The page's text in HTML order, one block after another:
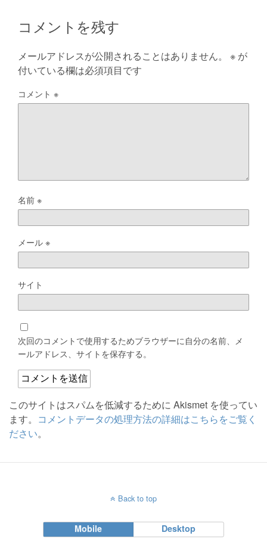
コメントを残す
メールアドレスが公開されることはありません。 ※ が
付いている欄は必須項目です
コメント ※
名前※
メール※
サイト
次回のコメントで使用するためブラウザーに自分の名前、メ
ールアドレス、サイトを保存する。
このサイトはスパムを低減するために Akismet を使ってい
ます。 コメントデータの処理方法の詳細はこちらをご覧く
ださい。
Back to top
Mobile Desktop